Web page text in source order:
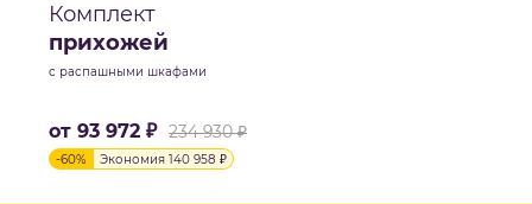
Комплект
прихожей
с распашными шкафами
от 93 972 ₽ 234 930 ₽
-60% Экономия 140 958 ₽